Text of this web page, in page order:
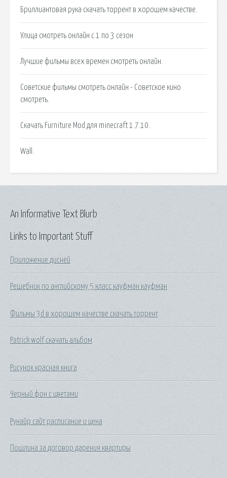
Бриллиантовая рука скачать торрент в хорошем качестве.
Улица смотреть онлайн с 1 по 3 сезон
Лучшие фильмы всех времен смотреть онлайн.
Советские фильмы смотреть онлайн - Советское кино
смотреть.
Скачать Furniture Mod для minecraft 1.7.10.
Wall.
Links to Important Stuff
Приложение дисней
Решебник по английскому 5 класс кауфман кауфман
Фильмы 3d в хорошем качестве скачать торрент
Patrick wolf скачать альбом
Рисунок красная книга
Черный фон с цветами
Рунайр сайт расписание и цена
Пошлина за договор дарения квартиры
An Informative Text Blurb